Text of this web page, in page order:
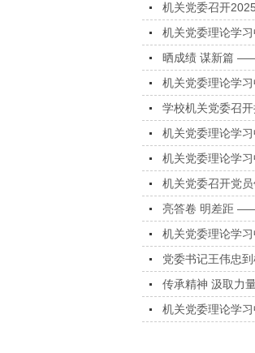
机关党委召开
机关党委理论学
晒成绩 谋新篇
机关党委理论学
学校机关党委召
机关党委理论学
机关党委理论学
机关党委召开党
亮答卷 明差距
机关党委理论学
党委书记王伟忠
传承精神 汲取力
机关党委理论学